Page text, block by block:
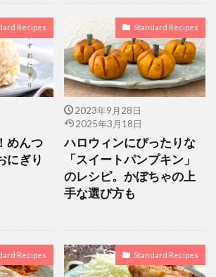
Recipes
めんつ
にぎり
Standard Recipes
2023年9月28日
2025年3月18日
ハロウィンにぴったりな
「スイートパンプキン」
のレシピ。かぼちゃの上
手な選び方も
Recipes Standard Recipes
げ
豚ロース 塩麹 漬け時間
麹焼き
豚肉 塩麹 レシピ 人気
豚肉レシピ
野菜
鶏むね肉 しっとり
鶏もも肉
鶏胸肉
柔らかく
鶏胸肉 しっとり
ー
鶏胸肉 切り方
鶏胸肉 唐揚げ ジューシー
し団子
薄力粉で団子
諦めない